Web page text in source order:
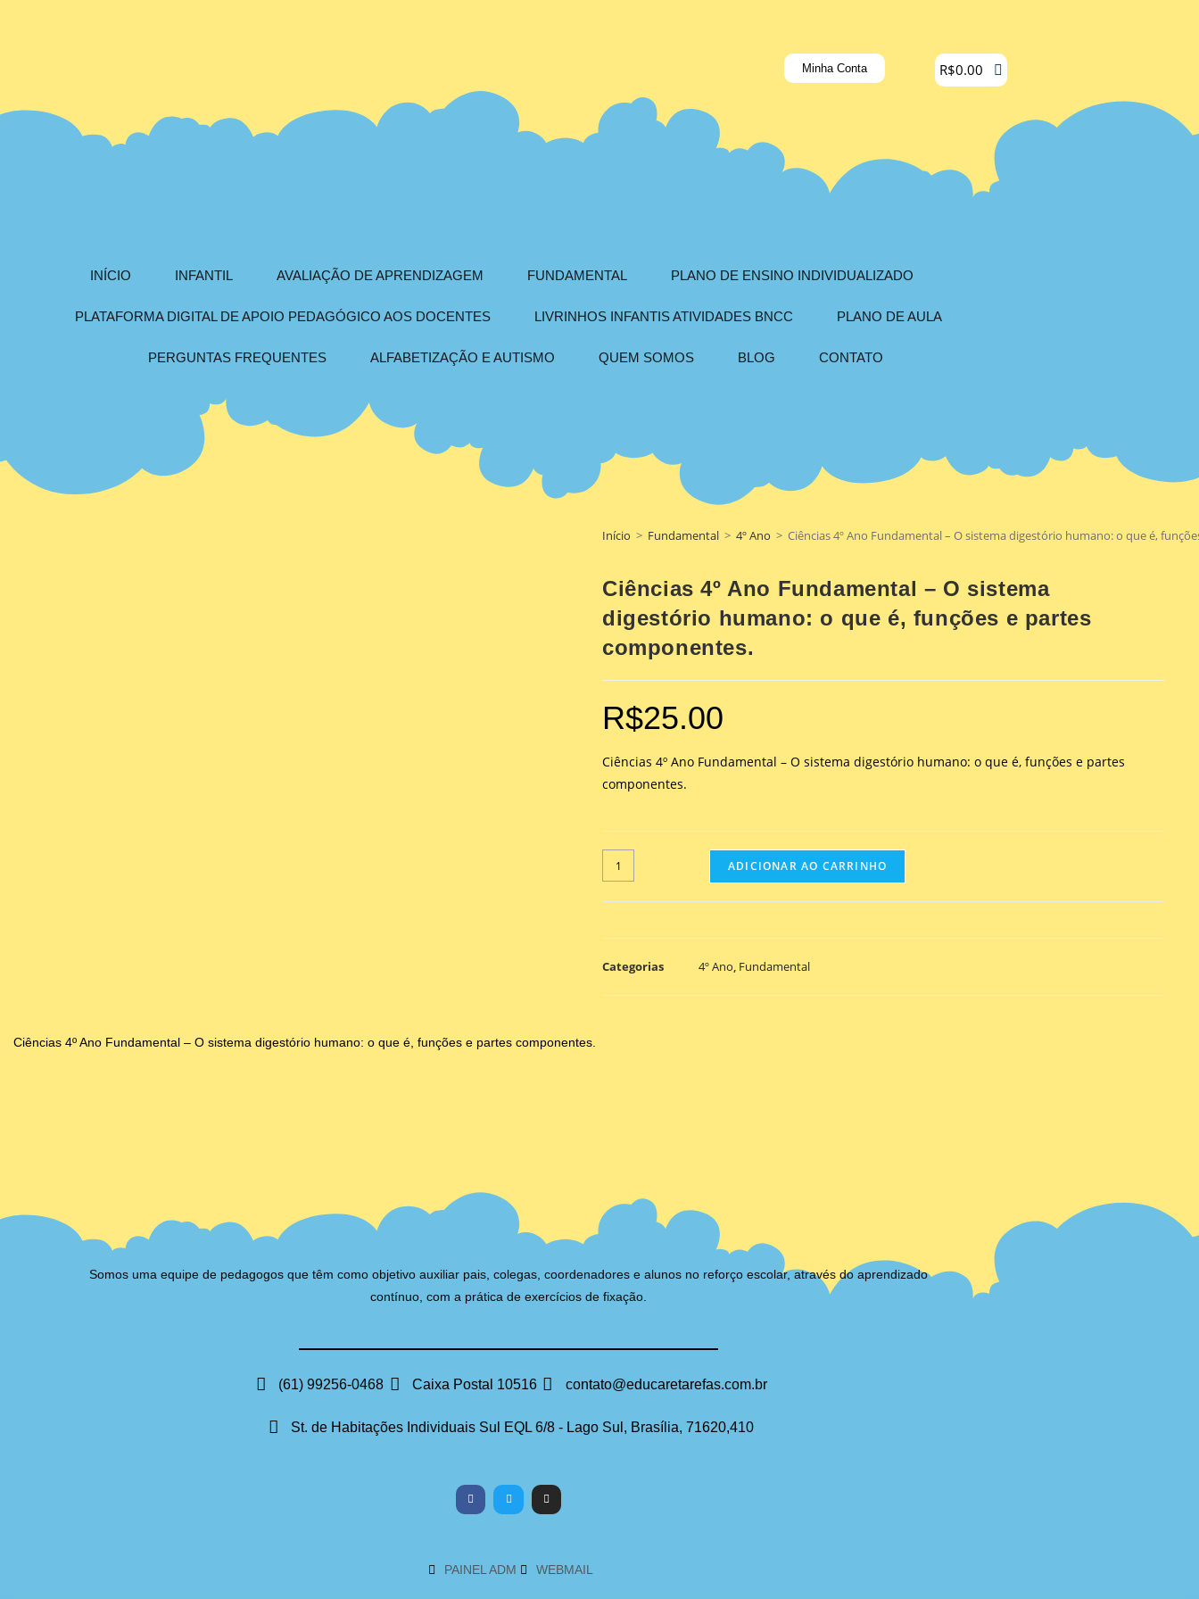
Minha Conta R$0.00
INÍCIO INFANTIL AVALIAÇÃO DE APRENDIZAGEM FUNDAMENTAL PLANO DE ENSINO INDIVIDUALIZADO
PLATAFORMA DIGITAL DE APOIO PEDAGÓGICO AOS DOCENTES LIVRINHOS INFANTIS ATIVIDADES BNCC PLANO DE AULA
PERGUNTAS FREQUENTES ALFABETIZAÇÃO E AUTISMO QUEM SOMOS BLOG CONTATO
Início > Fundamental > 4º Ano > Ciências 4º Ano Fundamental – O sistema digestório humano: o que é,
Ciências 4º Ano Fundamental – O sistema
digestório humano: o que é, funções e partes
componentes.
R$25.00
Ciências 4º Ano Fundamental – O sistema digestório humano: o que é, funções e partes
componentes.
ADICIONAR AO CARRINHO
Categorias 4º Ano, Fundamental
Ciências 4º Ano Fundamental – O sistema digestório humano: o que é, funções e partes componentes.
Somos uma equipe de pedagogos que têm como objetivo auxiliar pais, colegas, coordenadores e alunos no reforço escolar, através do aprendizado
contínuo, com a prática de exercícios de fixação.
(61) 99256-0468 Caixa Postal 10516 contato@educaretarefas.com.br
St. de Habitações Individuais Sul EQL 6/8 - Lago Sul, Brasília, 71620,410
PAINEL ADM WEBMAIL